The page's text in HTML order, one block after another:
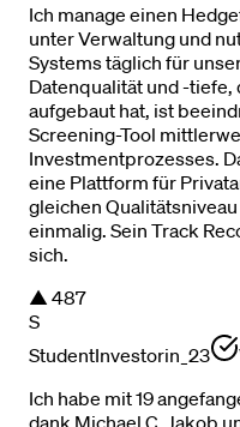
Ich manage einen
unter Verwaltung und
Systems täglich für
Datenqualität und -tiefe,
aufgebaut hat, ist
Screening-Tool
Investmentprozesses.
eine Plattform für
gleichen
einmalig. Sein Track
sich.
▲ 487
S
StudentInvestorin_23
Ich habe mit 19
dank Michael C. Jakob